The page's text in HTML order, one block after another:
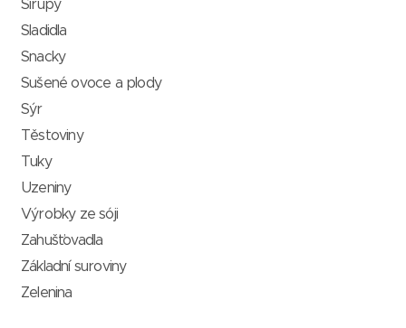
Sirupy
Sladidla
Snacky
Sušené ovoce a plody
Sýr
Těstoviny
Tuky
Uzeniny
Výrobky ze sóji
Zahušťovadla
Základní suroviny
Zelenina